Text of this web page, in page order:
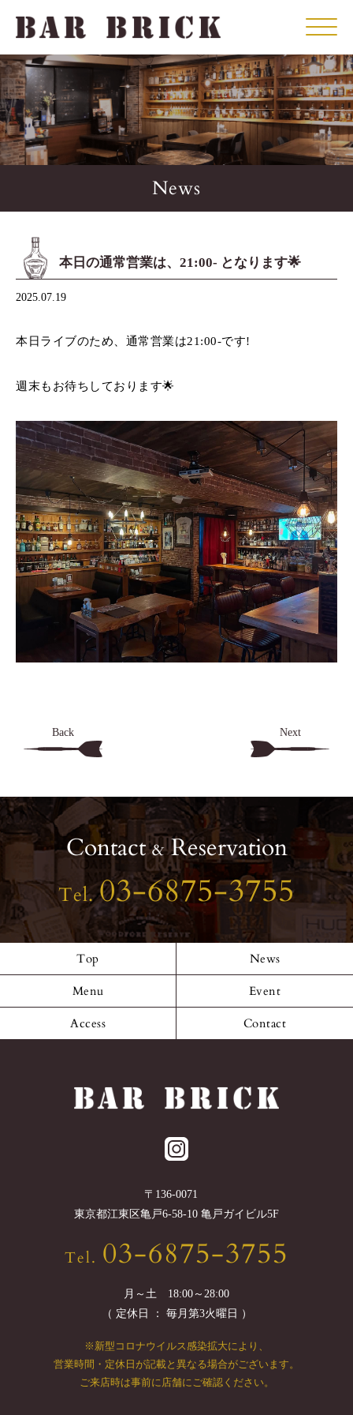
Click
News
本日の通常営業は、21:00- となります🌟
2025.07.19
本日ライブのため、通常営業は21:00-です!
週末もお待ちしております🌟
Back Next
Contact&Reservation
Tel.03-6875-3755
Top News
Menu Event
Access Contact
〒 136-0071
東京都江東区亀戸6-58-10 亀戸ガイビル5F
Tel. 03-6875-3755
月～土 18:00～28:00
（ 定休日 ： 毎月第3火曜日 ）
※新型コロナウイルス感染拡大により、
営業時間・定休日が記載と異なる場合がございます。
ご来店時は事前に店舗にご確認ください。